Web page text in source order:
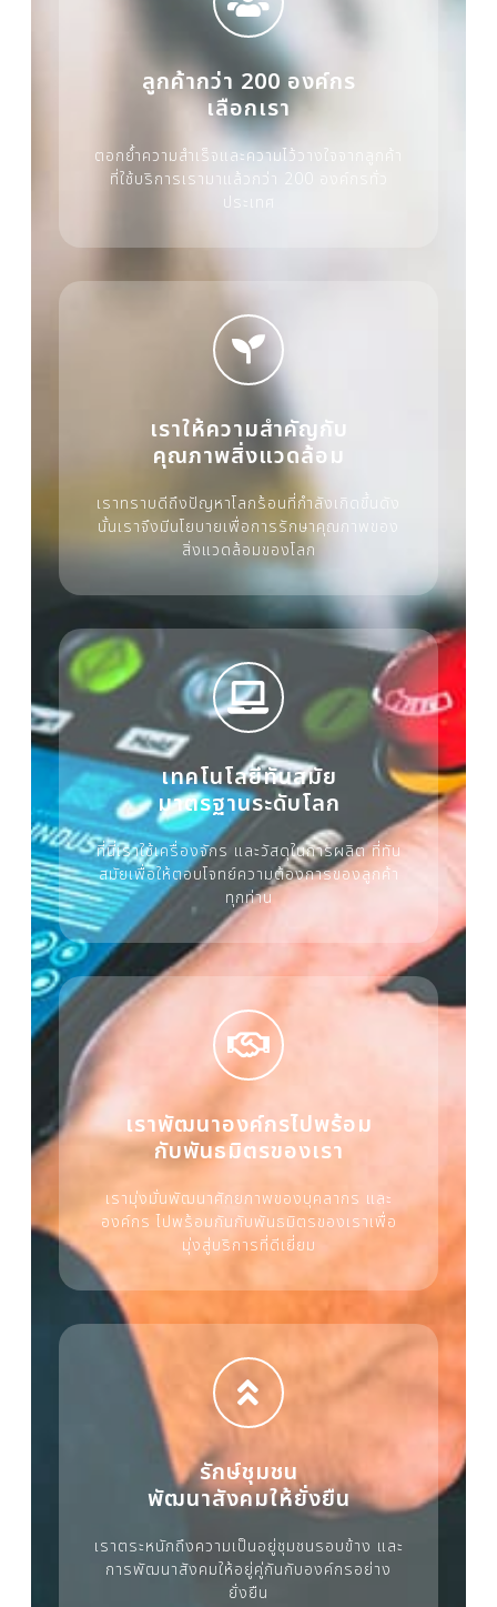
ลูกค้ากว่า 200 องค์กร
เลือกเรา
ตอกย้ำความสำเร็จและความไว้วางใจจากลูกค้า
ที่ใช้บริการเรามาแล้วกว่า 200 องค์กรทั่ว
ประเทศ
เราให้ความสำคัญกับ
คุณภาพสิ่งแวดล้อม
เราทราบดีถึงปัญหาโลกร้อนที่กำลังเกิดขึ้นดัง
นั้นเราจึงมีนโยบายเพื่อการรักษาคุณภาพของ
สิ่งแวดล้อมของโลก
เทคโนโลยีทันสมัย
มาตรฐานระดับโลก
ที่นี่เราใช้เครื่องจักร และวัสดุในการผลิต ที่ทัน
สมัยเพื่อให้ตอบโจทย์ความต้องการของลูกค้า
ทุกท่าน
เราพัฒนาองค์กรไปพร้อม
กับพันธมิตรของเรา
เรามุ่งมั่นพัฒนาศักยภาพของบุคลากร และ
องค์กร ไปพร้อมกันกับพันธมิตรของเราเพื่อ
มุ่งสู่บริการที่ดีเยี่ยม
รักษ์ชุมชน
พัฒนาสังคมให้ยั่งยืน
เราตระหนักถึงความเป็นอยู่ชุมชนรอบข้าง และ
การพัฒนาสังคมให้อยู่คู่กันกับองค์กรอย่าง
ยั่งยืน